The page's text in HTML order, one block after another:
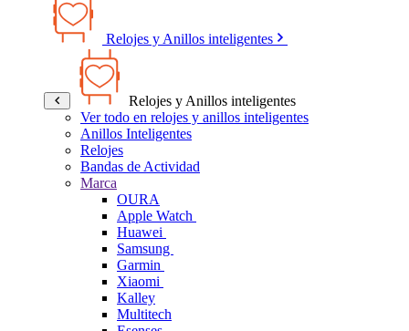
Relojes y Anillos inteligentes
Relojes y Anillos inteligentes
Ver todo en relojes y anillos inteligentes
Anillos Inteligentes
Relojes
Bandas de Actividad
Marca
OURA
Apple Watch
Huawei
Samsung
Garmin
Xiaomi
Kalley
Multitech